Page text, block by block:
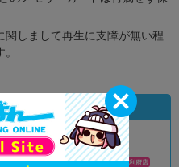
しまして再生に支障が無い程
一商品
状態 :A
イオンモール新利府店